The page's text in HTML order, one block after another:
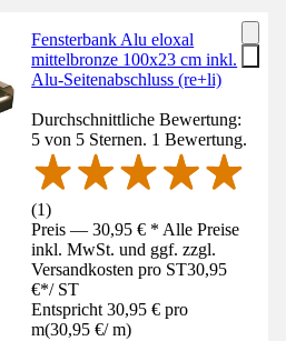
Fensterbank Alu eloxal
mittelbronze 100x23 cm inkl.
Alu-Seitenabschluss (re+li)
Durchschnittliche Bewertung:
5 von 5 Sternen. 1 Bewertung.
(1)
Preis — 30,95 € * Alle Preise
inkl. MwSt. und ggf. zzgl.
Versandkosten pro ST30,95
€*/ ST
Entspricht 30,95 € pro
m(30,95 €/ m)